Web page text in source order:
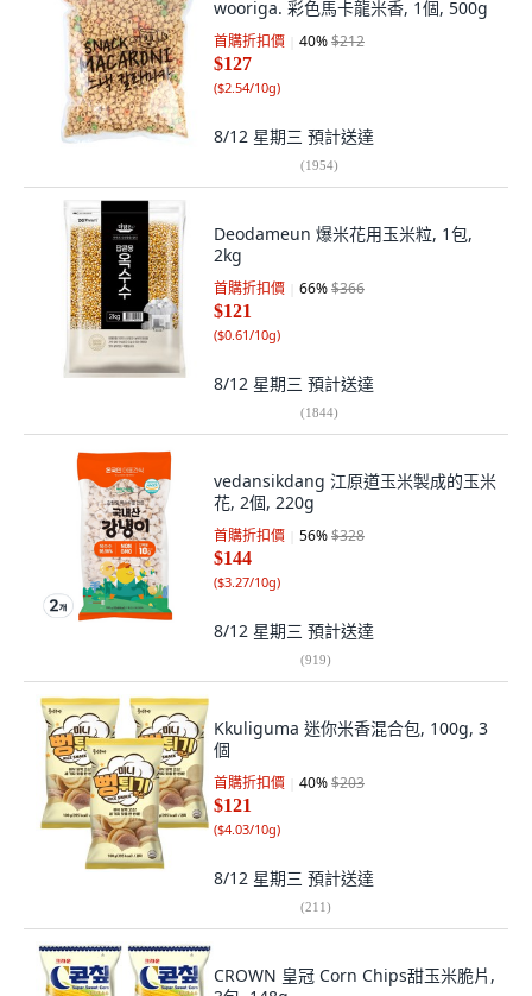
wooriga. 彩色馬卡龍米香, 1個, 500g
首購折扣價 40%$212
$127
($2.54/10g)
8/12 星期三 預計送達
(1954)
Deodameun 爆米花用玉米粒, 1包,
2kg
首購折扣價 66%$366
$121
($0.61/10g)
8/12 星期三 預計送達
(1844)
vedansikdang 江原道玉米製成的玉米
花, 2個, 220g
首購折扣價 56%$328
$144
($3.27/10g)
8/12 星期三 預計送達
(919)
Kkuliguma 迷你米香混合包, 100g, 3
個
首購折扣價 40%$203
$121
($4.03/10g)
8/12 星期三 預計送達
(211)
CROWN 皇冠 Corn Chips甜玉米脆片,